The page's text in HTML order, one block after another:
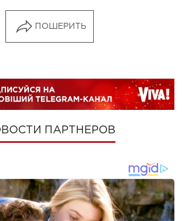
ПОШЕРИТЬ
ПАРТНЕРОВ